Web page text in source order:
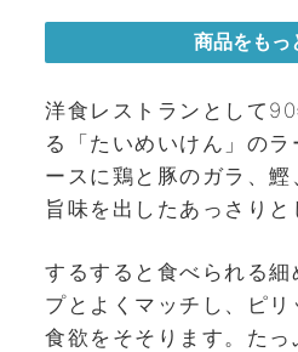
洋食レストランとして
る「たいめいけん」の
ースに鶏と豚のガラ、
旨味を出したあっさりと
するすると食べられる
プとよくマッチし、ピ
食欲をそそります。た